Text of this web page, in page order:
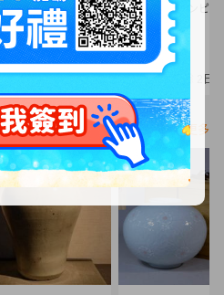
ワンピース
-
Ⅲ モンキー・
フィ ギア5★フィ
ア★ニカ★バンダイ
イズ★未開封品
円NT239
09/A366★ワンピー
Grandista -
マーシャル・D・テ
チ★黒ひげ★フィギ
ズ★未開封品
670円 NT144
2日
看更多